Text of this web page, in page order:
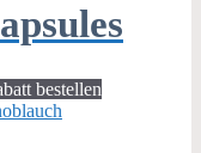
bestellen